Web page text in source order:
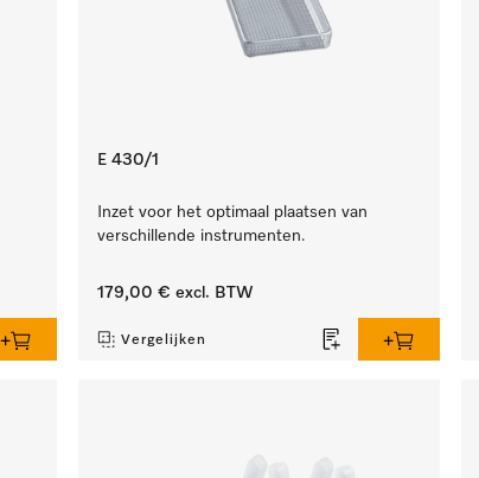
E 430/1
Inzet voor het optimaal plaatsen van
verschillende instrumenten.
179,00 € excl. BTW
Vergelijken